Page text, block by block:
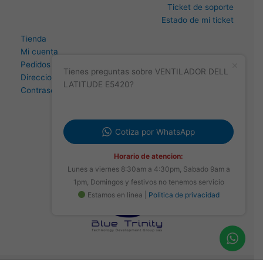
Ticket de soporte
Estado de mi ticket
Tienda
Mi cuenta
Pedidos
Direccion
Contraseña perdida
Tienes preguntas sobre VENTILADOR DELL
LATITUDE E5420?
Cotiza por WhatsApp
Horario de atencion:
Lunes a viernes 8:30am a 4:30pm, Sabado 9am a
1pm, Domingos y festivos no tenemos servicio
Estamos en linea | Politica de privacidad